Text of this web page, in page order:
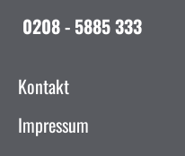
0208 - 5885 333
Kontakt
Impressum